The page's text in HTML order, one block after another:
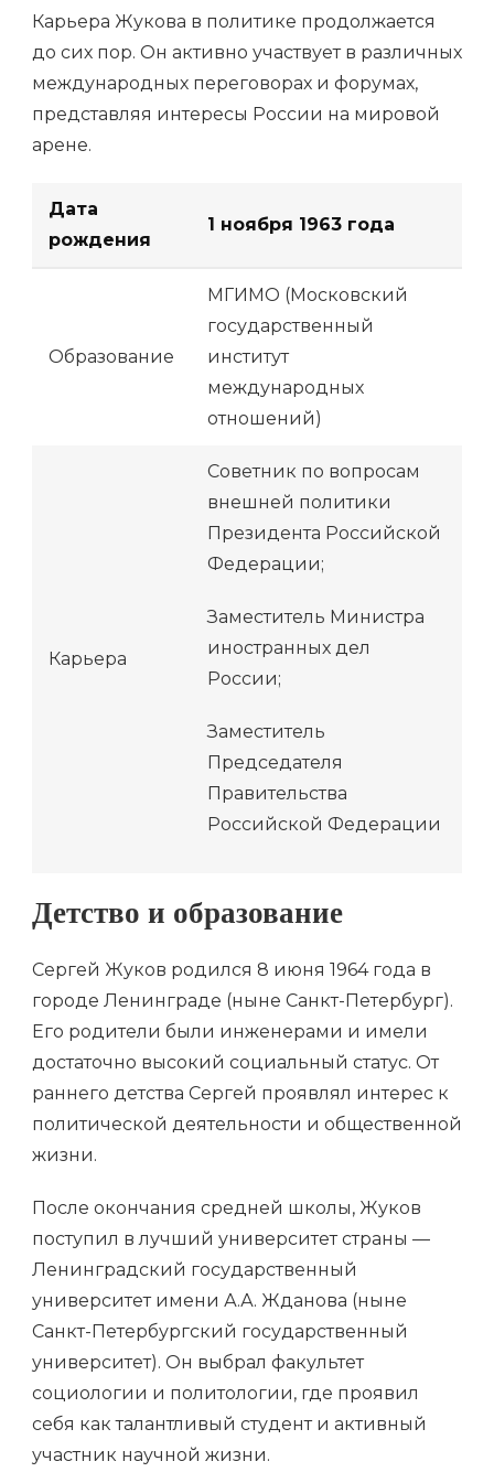
Карьера Жукова в политике продолжается
до сих пор. Он активно участвует в различных
международных переговорах и форумах,
представляя интересы России на мировой
арене.
Дата
рождения
1 ноября 1963 года
Образование
МГИМО (Московский
государственный
институт
международных
отношений)
Карьера
Советник по вопросам
внешней политики
Президента Российской
Федерации;
Заместитель Министра
иностранных дел
России;
Заместитель
Председателя
Правительства
Российской Федерации
Детство и образование
Сергей Жуков родился 8 июня 1964 года в
городе Ленинграде (ныне Санкт-Петербург).
Его родители были инженерами и имели
достаточно высокий социальный статус. От
раннего детства Сергей проявлял интерес к
политической деятельности и общественной
жизни.
После окончания средней школы, Жуков
поступил в лучший университет страны —
Ленинградский государственный
университет имени А.А. Жданова (ныне
Санкт-Петербургский государственный
университет). Он выбрал факультет
социологии и политологии, где проявил
себя как талантливый студент и активный
участник научной жизни.